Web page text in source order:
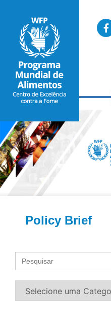
Policy Brief
Search
for: